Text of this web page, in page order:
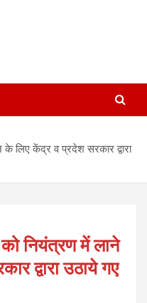
लिए केंद्र व प्रदेश सरकार द्वारा
नियंत्रण में लाने
द्वारा उठाये गए